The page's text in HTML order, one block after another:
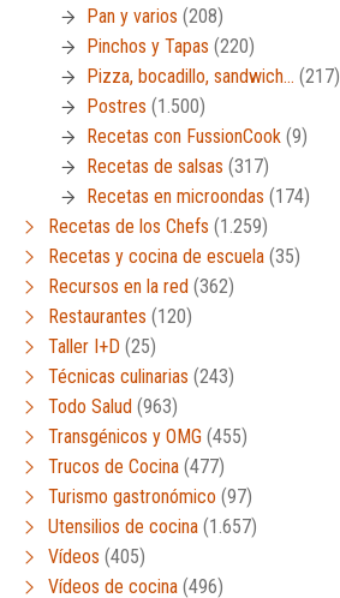
Pan y varios (208)
Pinchos y Tapas (220)
Pizza, bocadillo, sandwich… (217)
Postres (1.500)
Recetas con FussionCook (9)
Recetas de salsas (317)
Recetas en microondas (174)
Recetas de los Chefs (1.259)
Recetas y cocina de escuela (35)
Recursos en la red (362)
Restaurantes (120)
Taller I+D (25)
Técnicas culinarias (243)
Todo Salud (963)
Transgénicos y OMG (455)
Trucos de Cocina (477)
Turismo gastronómico (97)
Utensilios de cocina (1.657)
Vídeos (405)
Vídeos de cocina (496)